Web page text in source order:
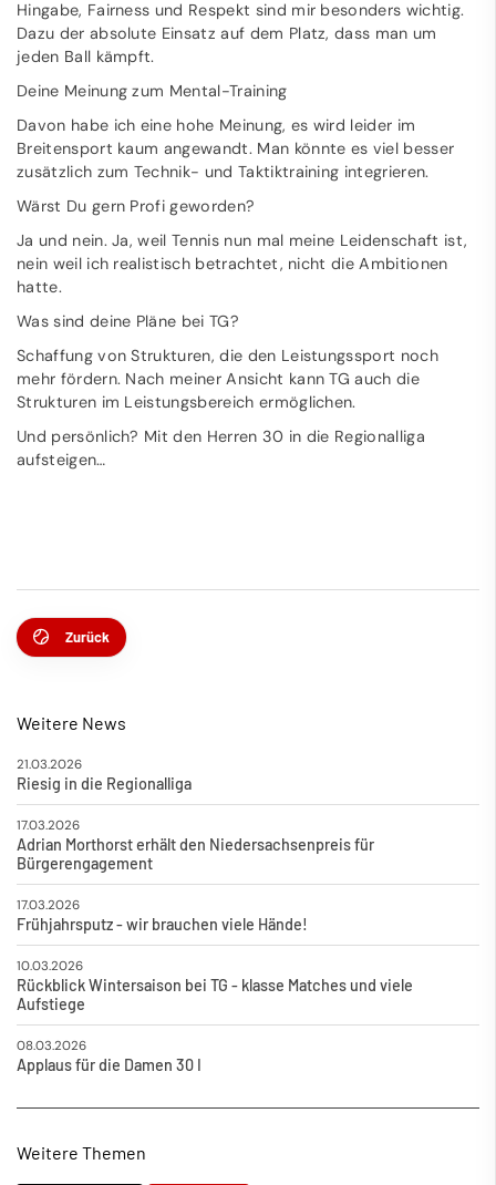
Hingabe, Fairness und Respekt sind mir besonders wichtig.
Dazu der absolute Einsatz auf dem Platz, dass man um
jeden Ball kämpft.
Deine Meinung zum Mental-Training
Davon habe ich eine hohe Meinung, es wird leider im
Breitensport kaum angewandt. Man könnte es viel besser
zusätzlich zum Technik- und Taktiktraining integrieren.
Wärst Du gern Profi geworden?
Ja und nein. Ja, weil Tennis nun mal meine Leidenschaft ist,
nein weil ich realistisch betrachtet, nicht die Ambitionen
hatte.
Was sind deine Pläne bei TG?
Schaffung von Strukturen, die den Leistungssport noch
mehr fördern. Nach meiner Ansicht kann TG auch die
Strukturen im Leistungsbereich ermöglichen.
Und persönlich? Mit den Herren 30 in die Regionalliga
aufsteigen…
Zurück
Weitere News
21.03.2026
Riesig in die Regionalliga
17.03.2026
Adrian Morthorst erhält den Niedersachsenpreis für
Bürgerengagement
17.03.2026
Frühjahrsputz - wir brauchen viele Hände!
10.03.2026
Rückblick Wintersaison bei TG - klasse Matches und viele
Aufstiege
08.03.2026
Applaus für die Damen 30 I
Weitere Themen